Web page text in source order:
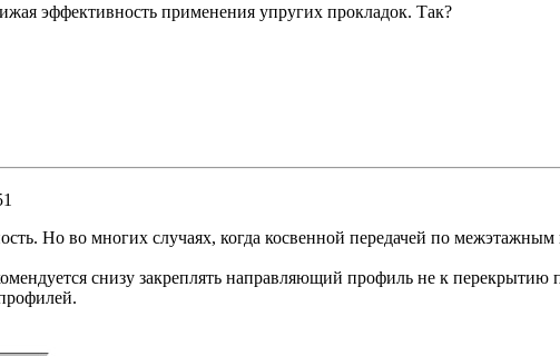
эффективность применения упругих прокладок. Так?
Но во многих случаях, когда косвенной передачей по
снизу закреплять направляющий профиль не к